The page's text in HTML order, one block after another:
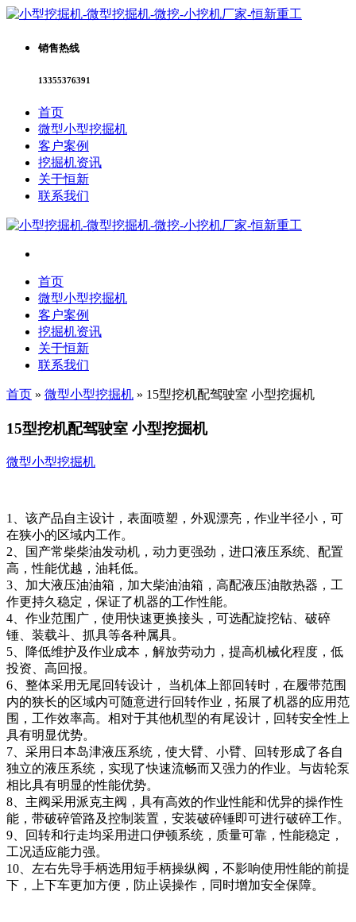
销售热线
13355376391
首页
微型小型挖掘机
客户案例
挖掘机资讯
关于恒新
联系我们
首页
微型小型挖掘机
客户案例
挖掘机资讯
关于恒新
联系我们
首页 » 微型小型挖掘机 » 15型挖机配驾驶室 小型挖掘机
15型挖机配驾驶室 小型挖掘机
微型小型挖掘机
1、该产品自主设计，表面喷塑，外观漂亮，作业半径小，可
在狭小的区域内工作。
2、国产常柴柴油发动机，动力更强劲，进口液压系统、配置
高，性能优越，油耗低。
3、加大液压油油箱，加大柴油油箱，高配液压油散热器，工
作更持久稳定，保证了机器的工作性能。
4、作业范围广，使用快速更换接头，可选配旋挖钻、破碎
锤、装载斗、抓具等各种属具。
5、降低维护及作业成本，解放劳动力，提高机械化程度，低
投资、高回报。
6、整体采用无尾回转设计， 当机体上部回转时，在履带范围
内的狭长的区域内可随意进行回转作业，拓展了机器的应用范
围，工作效率高。相对于其他机型的有尾设计，回转安全性上
具有明显优势。
7、采用日本岛津液压系统，使大臂、小臂、回转形成了各自
独立的液压系统，实现了快速流畅而又强力的作业。与齿轮泵
相比具有明显的性能优势。
8、主阀采用派克主阀，具有高效的作业性能和优异的操作性
能，带破碎管路及控制装置，安装破碎锤即可进行破碎工作。
9、回转和行走均采用进口伊顿系统，质量可靠，性能稳定，
工况适应能力强。
10、左右先导手柄选用短手柄操纵阀，不影响使用性能的前提
下，上下车更加方便，防止误操作，同时增加安全保障。